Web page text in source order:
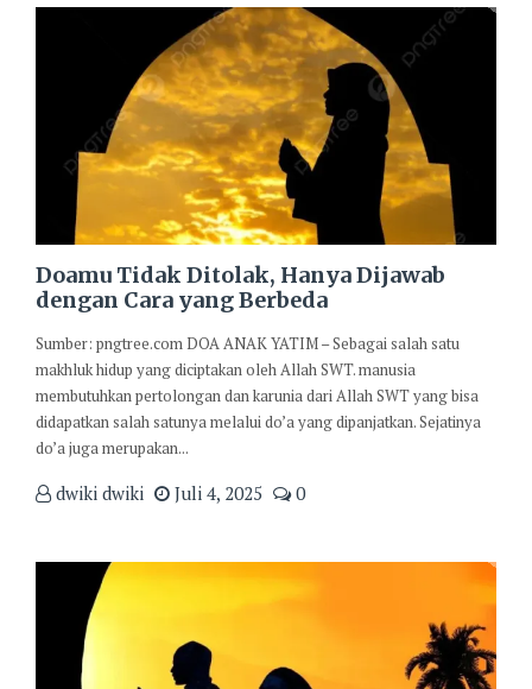
Doamu Tidak Ditolak, Hanya Dijawab
dengan Cara yang Berbeda
Sumber: pngtree.com DOA ANAK YATIM – Sebagai salah satu
makhluk hidup yang diciptakan oleh Allah SWT. manusia
membutuhkan pertolongan dan karunia dari Allah SWT yang bisa
didapatkan salah satunya melalui do’a yang dipanjatkan. Sejatinya
do’a juga merupakan...
dwiki dwiki Juli 4, 2025 0